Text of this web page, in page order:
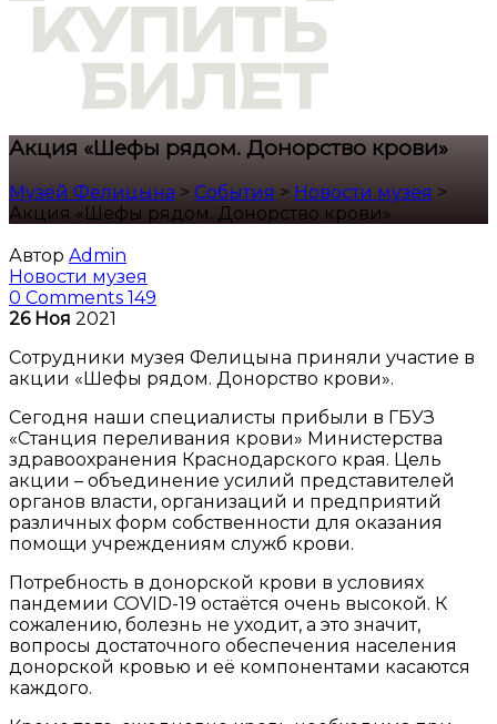
Акция «Шефы рядом. Донорство крови»
Музей Фелицына > События > Новости музея >
Акция «Шефы рядом. Донорство крови»
Автор Admin
Новости музея
0 Comments 149
26 Ноя 2021
Сотрудники музея Фелицына приняли участие в
акции «Шефы рядом. Донорство крови».
Сегодня наши специалисты прибыли в ГБУЗ
«Станция переливания крови» Министерства
здравоохранения Краснодарского края. Цель
акции – объединение усилий представителей
органов власти, организаций и предприятий
различных форм собственности для оказания
помощи учреждениям служб крови.
Потребность в донорской крови в условиях
пандемии COVID-19 остаётся очень высокой. К
сожалению, болезнь не уходит, а это значит,
вопросы достаточного обеспечения населения
донорской кровью и её компонентами касаются
каждого.